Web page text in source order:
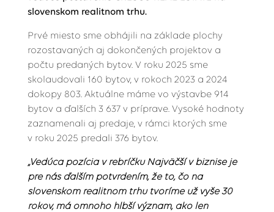
slovenskom realitnom trhu.
Prvé miesto sme obhájili na základe plochy
rozostavaných aj dokončených projektov a
počtu predaných bytov. V roku 2025 sme
skolaudovali 160 bytov, v rokoch 2023 a 2024
dokopy 803. Aktuálne máme vo výstavbe 914
bytov a ďalších 3 637 v príprave. Vysoké hodnoty
zaznamenali aj predaje, v rámci ktorých sme
v roku 2025 predali 376 bytov.
„Vedúca pozícia v rebríčku Najväčší v biznise je
pre nás ďalším potvrdením, že to, čo na
slovenskom realitnom trhu tvoríme už vyše 30
rokov, má omnoho hlbší význam, ako len